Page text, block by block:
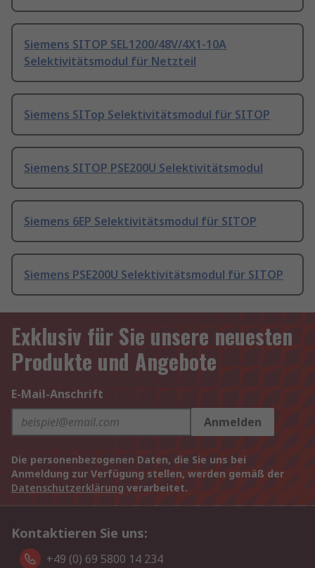
Siemens SITOP SEL1200/48V/4X1-10A
Selektivitätsmodul für Netzteil
Siemens SITop Selektivitätsmodul für SITOP
Siemens SITOP PSE200U Selektivitätsmodul
Siemens 6EP Selektivitätsmodul für SITOP
Siemens PSE200U Selektivitätsmodul für SITOP
Exklusiv für Sie unsere neuesten
Produkte und Angebote
E-Mail-Anschrift
Anmelden
Die personenbezogenen Daten, die Sie uns bei
Anmeldung zur Verfügung stellen, werden gemäß der
Datenschutzerklärung verarbeitet.
Kontaktieren Sie uns:
+49 (0) 69 5800 14 234